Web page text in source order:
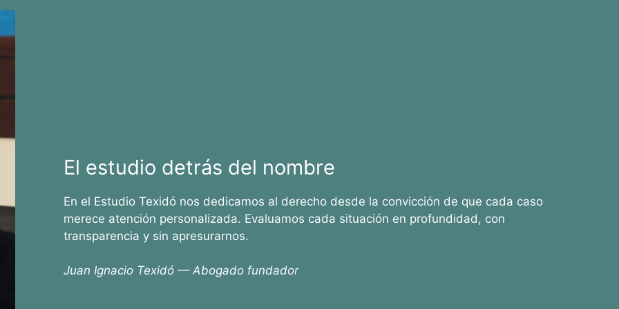
El estudio detrás del nombre
En el Estudio Texidó nos dedicamos al derecho desde la convicción de que cada caso
merece atención personalizada. Evaluamos cada situación en profundidad, con
transparencia y sin apresurarnos.
Juan Ignacio Texidó — Abogado fundador